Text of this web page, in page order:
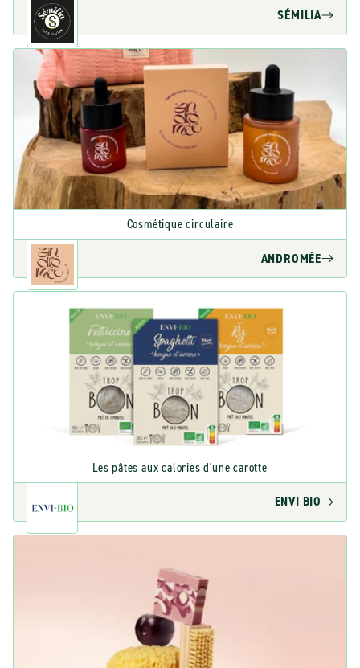
SÉMILIA
Cosmétique circulaire
ANDROMÉE
Les pâtes aux calories d'une carotte
ENVI BIO